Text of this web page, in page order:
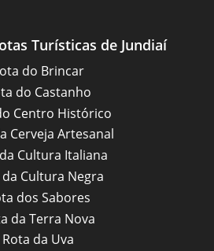
Turísticas de Jundiaí
do Brincar
do Castanho
Centro Histórico
Cerveja Artesanal
Cultura Italiana
da Cultura Negra
dos Sabores
da Terra Nova
Rota da Uva